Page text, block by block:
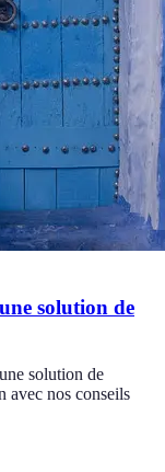
solution de
solution de
avec nos conseils